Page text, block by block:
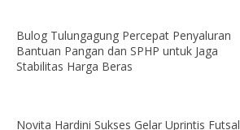
Bulog Tulungagung Percepat Penyaluran
Bantuan Pangan dan SPHP untuk Jaga
Stabilitas Harga Beras
Novita Hardini Sukses Gelar Uprintis Futsal